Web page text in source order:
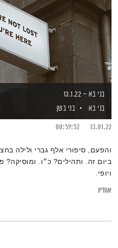
בני בא – 13.1.22
בני בא
בני בשן
13.01.22
00:59:52
והפעם, סיפורי אלף גברי ולילה
ביום זה. ותהילים? כ״ו. ומוסיקה?
ויופי.
אודיו